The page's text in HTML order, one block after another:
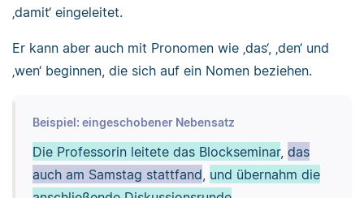
‚damit‘ eingeleitet.
Er kann aber auch mit Pronomen wie ‚das‘, ‚den‘ und
‚wen‘ beginnen, die sich auf ein Nomen beziehen.
Beispiel: eingeschobener Nebensatz
Die Professorin leitete das Blockseminar, das
auch am Samstag stattfand und übernahm die